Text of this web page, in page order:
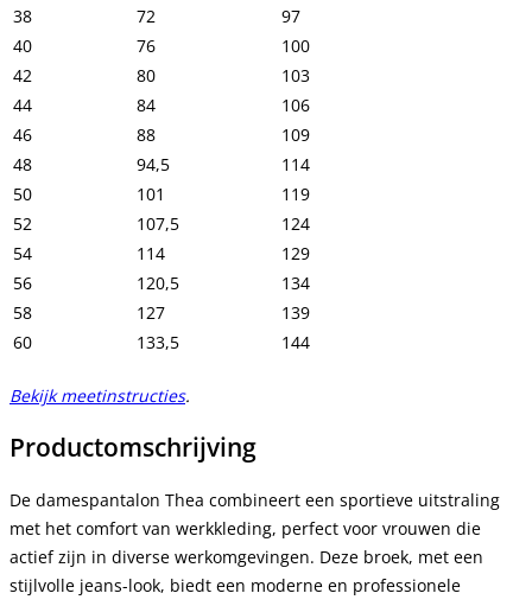
38
72
97
40
76
100
42
80
103
44
84
106
46
88
109
48
94,5
114
50
101
119
52
107,5
124
54
114
129
56
120,5
134
58
127
139
60
133,5 144
Bekijk meetinstructies.
Productomschrijving
De damespantalon Thea combineert een sportieve uitstraling
met het comfort van werkkleding, perfect voor vrouwen die
actief zijn in diverse werkomgevingen. Deze broek, met een
stijlvolle jeans-look, biedt een moderne en professionele